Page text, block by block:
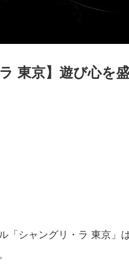
東京】遊び心
「シャングリ・ラ 東京」